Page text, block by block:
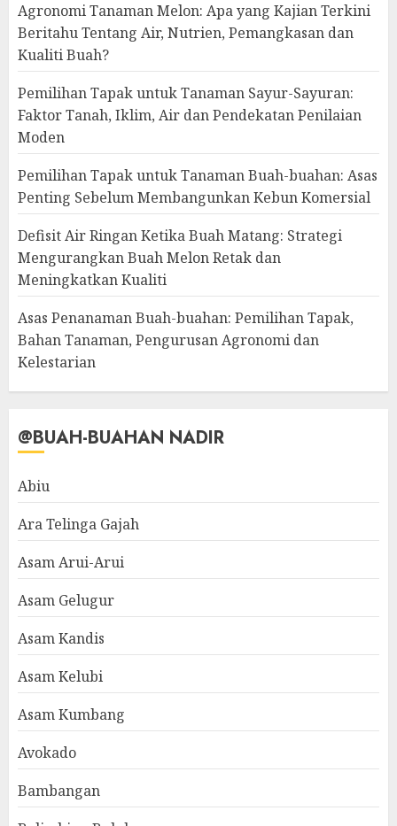
Agronomi Tanaman Melon: Apa yang Kajian Terkini
Beritahu Tentang Air, Nutrien, Pemangkasan dan
Kualiti Buah?
Pemilihan Tapak untuk Tanaman Sayur-Sayuran:
Faktor Tanah, Iklim, Air dan Pendekatan Penilaian
Moden
Pemilihan Tapak untuk Tanaman Buah-buahan: Asas
Penting Sebelum Membangunkan Kebun Komersial
Defisit Air Ringan Ketika Buah Matang: Strategi
Mengurangkan Buah Melon Retak dan
Meningkatkan Kualiti
Asas Penanaman Buah-buahan: Pemilihan Tapak,
Bahan Tanaman, Pengurusan Agronomi dan
Kelestarian
@BUAH-BUAHAN NADIR
Abiu
Ara Telinga Gajah
Asam Arui-Arui
Asam Gelugur
Asam Kandis
Asam Kelubi
Asam Kumbang
Avokado
Bambangan